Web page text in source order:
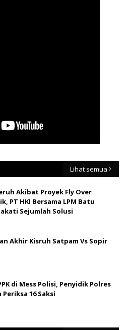
Lihat semua
Akibat Proyek Fly Over
PT HKI Bersama LPM Batu
Sejumlah Solusi
Akhir Kisruh Satpam Vs Sopir
di Mess Polisi, Penyidik Polres
Periksa 16 Saksi